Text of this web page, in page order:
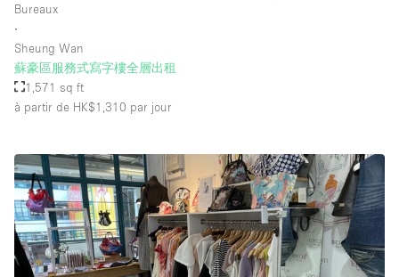
Style Industriel
Sur Rue
Surface Habitable
Système de sécurité
Toilettes
Water Access
Éclairage
Électricité
Bureaux
∙
Sheung Wan
蘇豪區服務式寫字樓全層出租
1,571 sq ft
à partir de HK$1,310 par jour